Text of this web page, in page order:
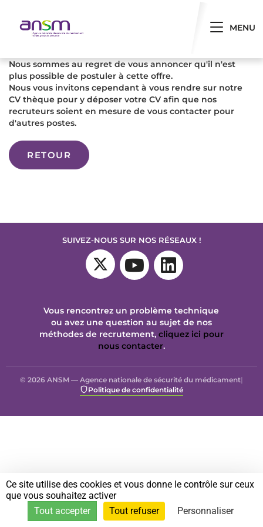
Toggle
MENU
Nous sommes au regret de vous annoncer qu'il n'est
plus possible de postuler à cette offre.
Nous vous invitons cependant à vous rendre sur notre
CV thèque pour y déposer votre CV afin que nos
recruteurs soient en mesure de vous contacter pour
d'autres postes.
RETOUR
SUIVEZ-NOUS SUR NOS RÉSEAUX !
Vous rencontrez un problème technique
ou avez une question au sujet de nos
méthodes de recrutement, cliquez ici pour
nous contacter.
© 2026 ANSM — Agence nationale de sécurité du médicament|
Politique de confidentialité
Ce site utilise des cookies et vous donne le contrôle sur ceux
que vous souhaitez activer
Tout accepter
Tout refuser Personnaliser